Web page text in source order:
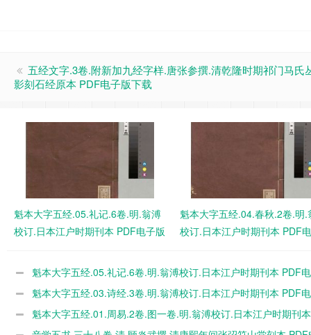
五经文字.3卷.附新加九经字样.唐张参撰.清乾隆时期祁门马氏
影刻石经原本 PDF电子版下载
魁本大字五经.05.礼记.6卷.明.翁溥
校订.日本江户时期刊本 PDF电子版
魁本大字五经.04.春秋.2卷.明.
校订.日本江户时期刊本 PDF
魁本大字五经.05.礼记.6卷.明.翁溥校订.日本江户时期刊本 PDF
下载魁本大字五经.03.诗经.3卷.明.翁溥校订.日本江户时期刊本 PDF
下载魁本大字五经.01.周易.2卷.图一卷.明.翁溥校订.日本江户时期刊